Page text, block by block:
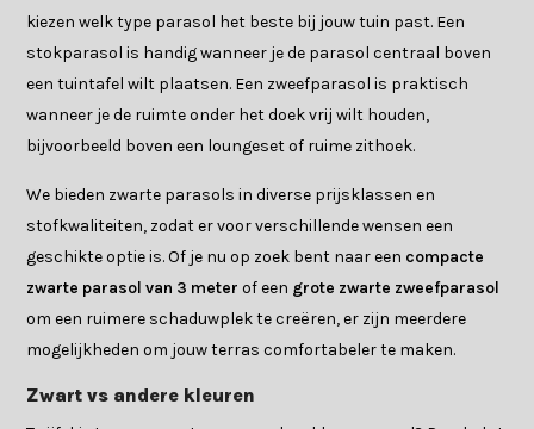
kiezen welk type parasol het beste bij jouw tuin past. Een
stokparasol is handig wanneer je de parasol centraal boven
een tuintafel wilt plaatsen. Een zweefparasol is praktisch
wanneer je de ruimte onder het doek vrij wilt houden,
bijvoorbeeld boven een loungeset of ruime zithoek.
We bieden zwarte parasols in diverse prijsklassen en
stofkwaliteiten, zodat er voor verschillende wensen een
geschikte optie is. Of je nu op zoek bent naar een compacte
zwarte parasol van 3 meter of een grote zwarte zweefparasol
om een ruimere schaduwplek te creëren, er zijn meerdere
mogelijkheden om jouw terras comfortabeler te maken.
Zwart vs andere kleuren